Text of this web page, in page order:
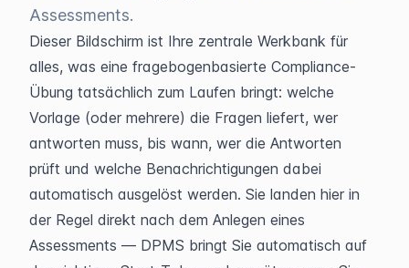
Assessments.
Dieser Bildschirm ist Ihre zentrale Werkbank für
alles, was eine fragebogenbasierte Compliance-
Übung tatsächlich zum Laufen bringt: welche
Vorlage (oder mehrere) die Fragen liefert, wer
antworten muss, bis wann, wer die Antworten
prüft und welche Benachrichtigungen dabei
automatisch ausgelöst werden. Sie landen hier in
der Regel direkt nach dem Anlegen eines
Assessments — DPMS bringt Sie automatisch auf